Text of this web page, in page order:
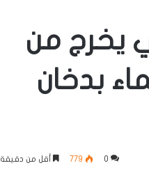
يخرج من
بدخان
0
779 أقل من دقيقة